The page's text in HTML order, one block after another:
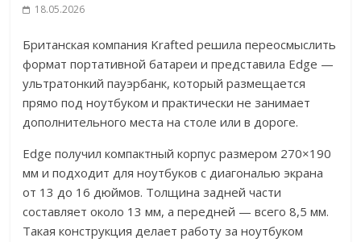
18.05.2026
Британская компания Krafted решила переосмыслить
формат портативной батареи и представила Edge —
ультратонкий пауэрбанк, который размещается
прямо под ноутбуком и практически не занимает
дополнительного места на столе или в дороге.
Edge получил компактный корпус размером 270×190
мм и подходит для ноутбуков с диагональю экрана
от 13 до 16 дюймов. Толщина задней части
составляет около 13 мм, а передней — всего 8,5 мм.
Такая конструкция делает работу за ноутбуком